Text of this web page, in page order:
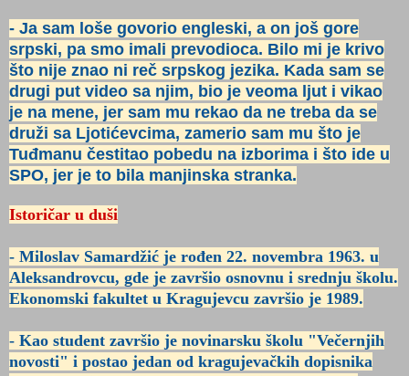
- Ja sam loše govorio engleski, a on još gore
srpski, pa smo imali prevodioca. Bilo mi je krivo
što nije znao ni reč srpskog jezika. Kada sam se
drugi put video sa njim, bio je veoma ljut i vikao
je na mene, jer sam mu rekao da ne treba da se
druži sa Ljotićevcima, zamerio sam mu što je
Tuđmanu čestitao pobedu na izborima i što ide u
SPO, jer je to bila manjinska stranka.
Istoričar u duši
- Miloslav Samardžić je rođen 22. novembra 1963. u
Aleksandrovcu, gde je završio osnovnu i srednju školu.
Ekonomski fakultet u Kragujevcu završio je 1989.
- Kao student završio je novinarsku školu "Večernjih
novosti" i postao jedan od kragujevačkih dopisnika